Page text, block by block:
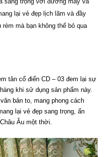
lại vẻ đẹp lịch lãm và đầy
mà bạn không thể bỏ qua
tân cổ điển CD – 03 đem lại sự
khi sử dụng sản phẩm này.
bản to, mang phong cách
lại vẻ đẹp sang trọng, ấn
Âu một thời.